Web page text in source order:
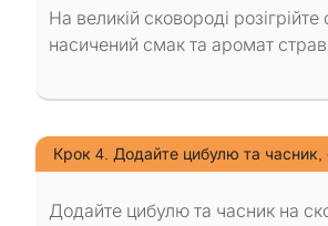
На великій сковороді
насичений смак та аромат
Крок 4. Додайте цибулю та часник,
Додайте цибулю та часник на